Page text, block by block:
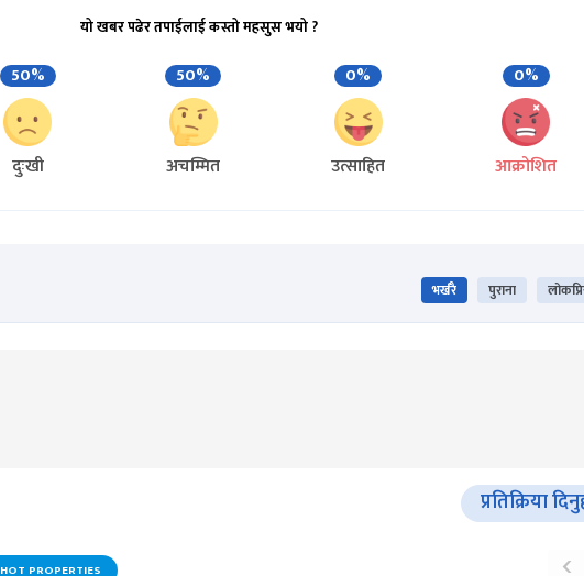
यो खबर पढेर तपाईलाई कस्तो महसुस भयो ?
50%
दुःखी
50%
अचम्मित
0%
उत्साहित
0%
आक्रोशित
भर्खरै पुराना
प्रतिक्रिया
HOT PROPERTIES